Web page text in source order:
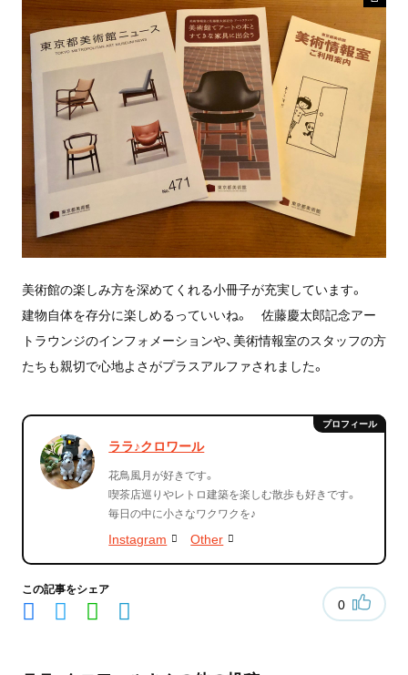
美術館の楽しみ方を深めてくれる小冊子が充実しています。
建物自体を存分に楽しめるっていいね。 佐藤慶太郎記念アー
トラウンジのインフォメーションや、美術情報室のスタッフの方
たちも親切で心地よさがプラスアルファされました。
ララ♪クロワール
花鳥風月が好きです。
喫茶店巡りやレトロ建築を楽しむ散歩も好きです。
毎日の中に小さなワクワクを♪
Instagram Other
この記事をシェア
0